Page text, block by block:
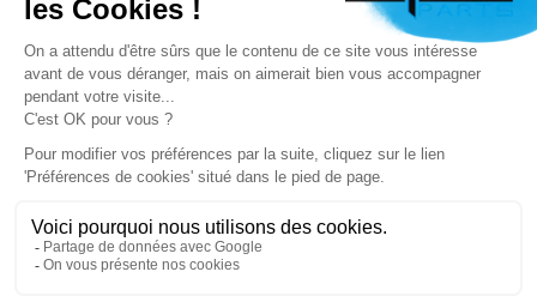
03.85.32.96.74